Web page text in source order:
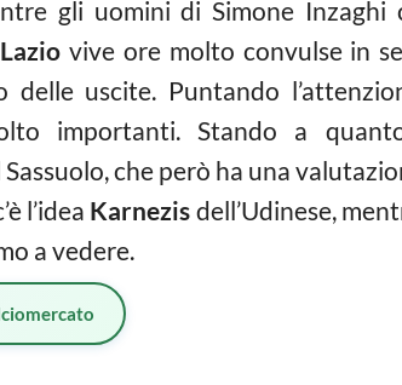
gli uomini di Simone
Laziovive ore molto convulse in
uscite. Puntando
importanti. Stando a
Sassuolo, che però ha una
l’idea Karnezis dell’Udinese,
a vedere.